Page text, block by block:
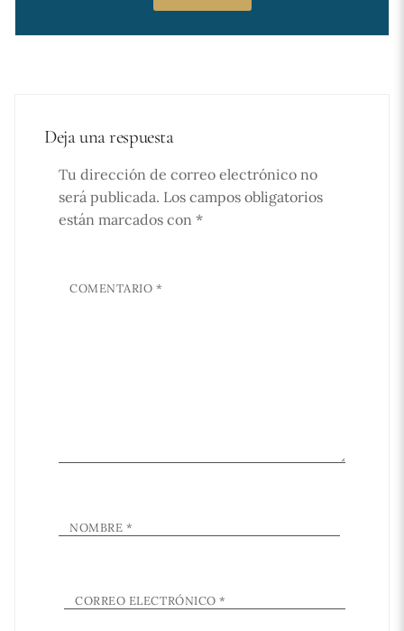
Deja una respuesta
Tu dirección de correo electrónico no
será publicada. Los campos obligatorios
están marcados con *
COMENTARIO *
NOMBRE *
CORREO ELECTRÓNICO*